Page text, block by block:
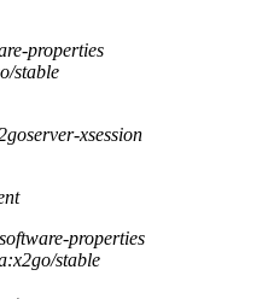
properties
stable
xsession
properties
stable